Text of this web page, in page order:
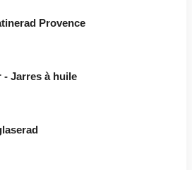
Provence
Jarres à huile